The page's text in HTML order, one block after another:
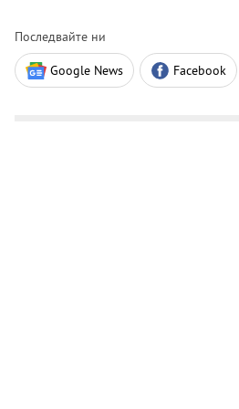
Последвайте ни
Google News Facebook